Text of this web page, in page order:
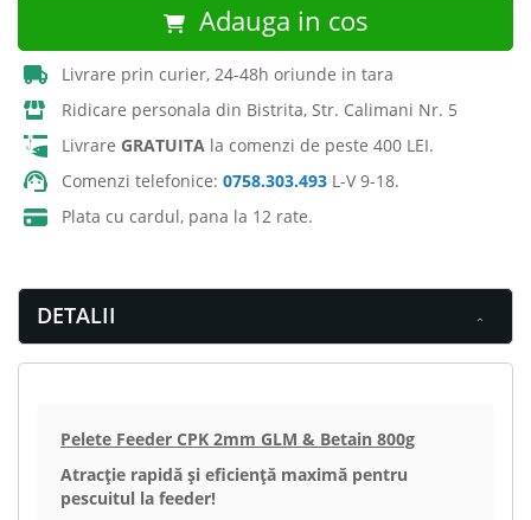
Adauga in cos
Livrare prin curier, 24-48h oriunde in tara
Ridicare personala din Bistrita, Str. Calimani Nr. 5
Livrare GRATUITA la comenzi de peste 400 LEI.
Comenzi telefonice: 0758.303.493 L-V 9-18.
Plata cu cardul, pana la 12 rate.
DETALII
Pelete Feeder CPK 2mm GLM & Betain 800g
Atracție rapidă și eficiență maximă pentru
pescuitul la feeder!